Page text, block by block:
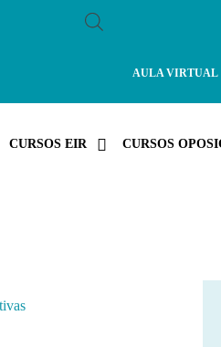
AULA VIRTUAL
CURSOS EIR CURSOS